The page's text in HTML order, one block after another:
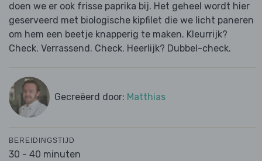
doen we er ook frisse paprika bij. Het geheel wordt hier
geserveerd met biologische kipfilet die we licht paneren
om hem een beetje knapperig te maken. Kleurrijk?
Check. Verrassend. Check. Heerlijk? Dubbel-check.
Gecreëerd door: Matthias
BEREIDINGSTIJD
30 - 40 minuten